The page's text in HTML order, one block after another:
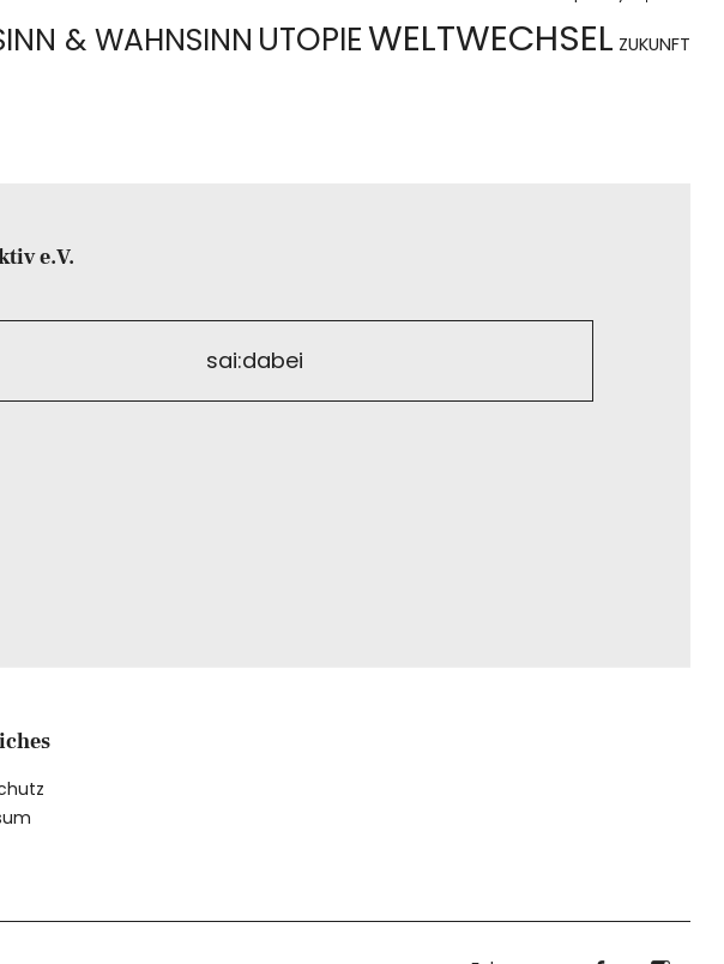
& WAHNSINN UTOPIEWELTWECHSEL ZUKUNFT
e.V.
sai:dabei